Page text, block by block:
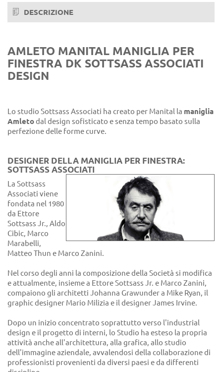
DESCRIZIONE
AMLETO MANITAL MANIGLIA PER
FINESTRA DK SOTTSASS ASSOCIATI
DESIGN
Lo studio Sottsass Associati ha creato per Manital la maniglia
Amletodal design sofisticato e senza tempo basato sulla
perfezione delle forme curve.
DESIGNER DELLA MANIGLIA PER FINESTRA:
SOTTSASS ASSOCIATI
La Sottsass
Associati viene
fondata nel 1980
da Ettore
Sottsass Jr., Aldo
Cibic, Marco
Marabelli,
Matteo Thun e Marco Zanini.
Nel corso degli anni la composizione della Società si modifica
e attualmente, insieme a Ettore Sottsass Jr. e Marco Zanini,
compaiono gli architetti Johanna Grawunder a Mike Ryan, il
graphic designer Mario Milizia e il designer James Irvine.
Dopo un inizio concentrato soprattutto verso l'industrial
design e il progetto di interni, lo Studio ha esteso la propria
attività anche all'architettura, alla grafica, allo studio
dell'immagine aziendale, avvalendosi della collaborazione di
professionisti provenienti da diversi paesi e da differenti